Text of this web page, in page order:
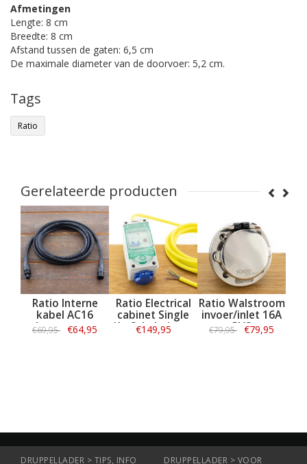
Afmetingen
Lengte: 8 cm
Breedte: 8 cm
Afstand tussen de gaten: 6,5 cm
De maximale diameter van de doorvoer: 5,2 cm.
Tags
Ratio
Gerelateerde producten
Ratio Interne
kabel AC16
walstroomsysteem
5M
€69,95 €64,95
Ratio Electrical
cabinet Single
(1x Schuko) met
€149,95
Ratio Walstroom
invoer/inlet 16A
RVS
€79,95 €79,95
PVC
Kabel
DRUPPELLADER > TIPS, INFO DRUPPELLADER > VOOR